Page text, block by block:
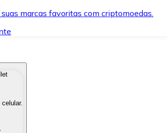
marcas favoritas com criptomoedas.
interesse de forma rápida e segura.
moeda fiduciária quando precisar.